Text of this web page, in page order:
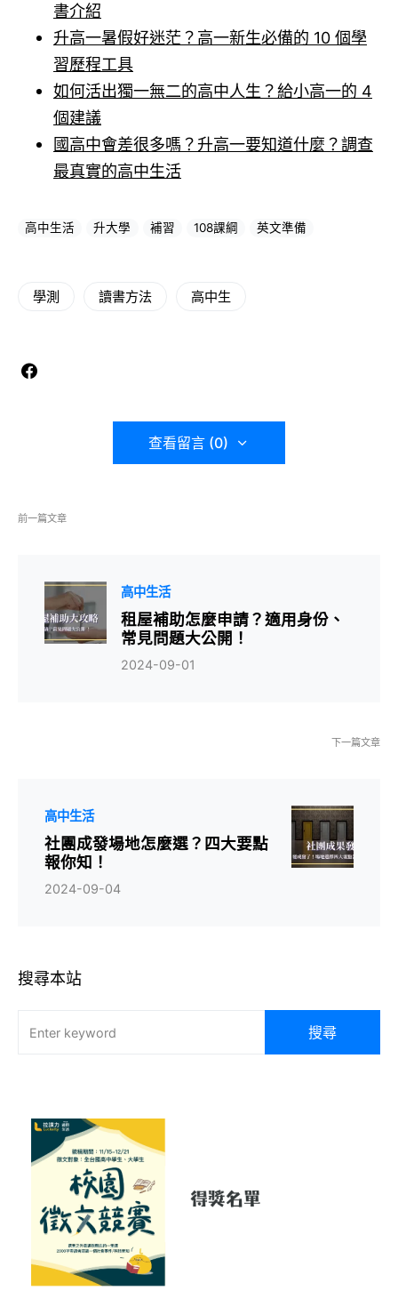
書介紹
升高一暑假好迷茫？高一新生必備的 10 個學
習歷程工具
如何活出獨一無二的高中人生？給小高一的 4
個建議
國高中會差很多嗎？升高一要知道什麼？調查
最真實的高中生活
高中生活 升大學 補習 108課綱 英文準備
學測 讀書方法 高中生
查看留言 (0)
前一篇文章
高中生活
租屋補助怎麼申請？適用身份、
常見問題大公開！
2024-09-01
下一篇文章
高中生活
社團成發場地怎麼選？四大要點
報你知！
2024-09-04
搜尋本站
搜尋